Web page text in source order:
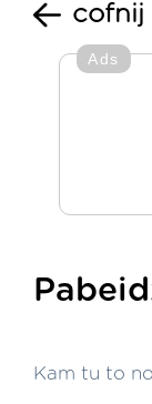
cofnij
Ads
Kam tu to